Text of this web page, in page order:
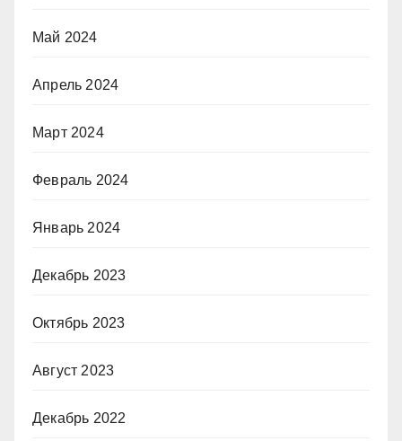
Май 2024
Апрель 2024
Март 2024
Февраль 2024
Январь 2024
Декабрь 2023
Октябрь 2023
Август 2023
Декабрь 2022